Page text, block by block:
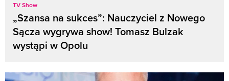
TV Show
„Szansa na sukces”: Nauczyciel z Nowego
Sącza wygrywa show! Tomasz Bulzak
wystąpi w Opolu